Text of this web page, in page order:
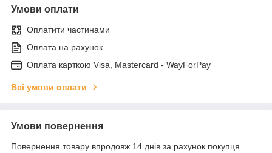
Умови оплати
Оплатити частинами
Оплата на рахунок
Оплата карткою Visa, Mastercard - WayForPay
Всі умови оплати
Умови повернення
Повернення товару впродовж 14 днів за рахунок покупця